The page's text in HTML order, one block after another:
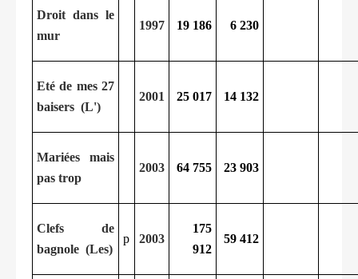
Droit dans le
mur
1997 19 186 6 230
Eté de mes 27
baisers (L')
2001 25 017 14 132
Mariées mais
pas trop
2003 64 755 23 903
Clefs de
bagnole (Les)
p 2003
175
912
59 412